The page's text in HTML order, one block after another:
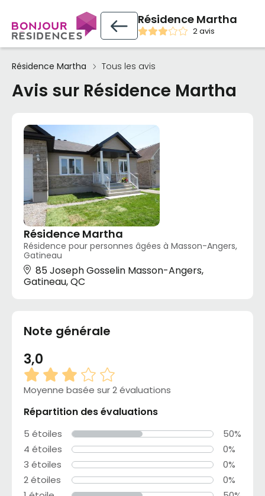
Résidence Martha
2 avis
Résidence Martha Tous les avis
Avis sur Résidence Martha
Résidence Martha
Résidence pour personnes âgées à Masson-Angers,
Gatineau
85 Joseph Gosselin Masson-Angers,
Gatineau, QC
Note générale
3,0
Moyenne basée sur 2 évaluations
Répartition des évaluations
5 étoiles
50%
4 étoiles
0%
3 étoiles
0%
2 étoiles
0%